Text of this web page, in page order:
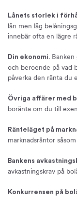
Lånets storlek i
lån men låg
innebär ofta en lägre
Din ekonomi.
och beroende på vad
påverka den ränta du
Övriga affärer med
boränta om du till
Ränteläget på
marknadsräntor
Bankens
avkastningskrav på
Konkurrensen på